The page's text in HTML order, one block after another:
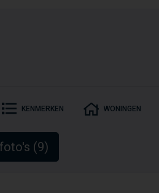
KENMERKEN WONINGEN
(9)